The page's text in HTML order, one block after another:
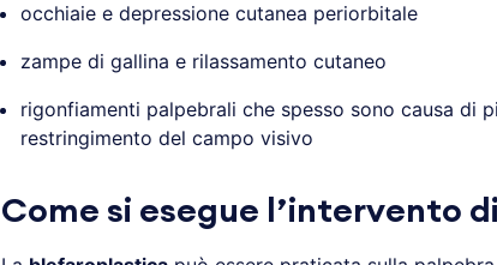
occhiaie e depressione cutanea periorbitale
zampe di gallina e rilassamento cutaneo
rigonfiamenti palpebrali che spesso sono causa di
restringimento del campo visivo
Come si esegue l’intervento